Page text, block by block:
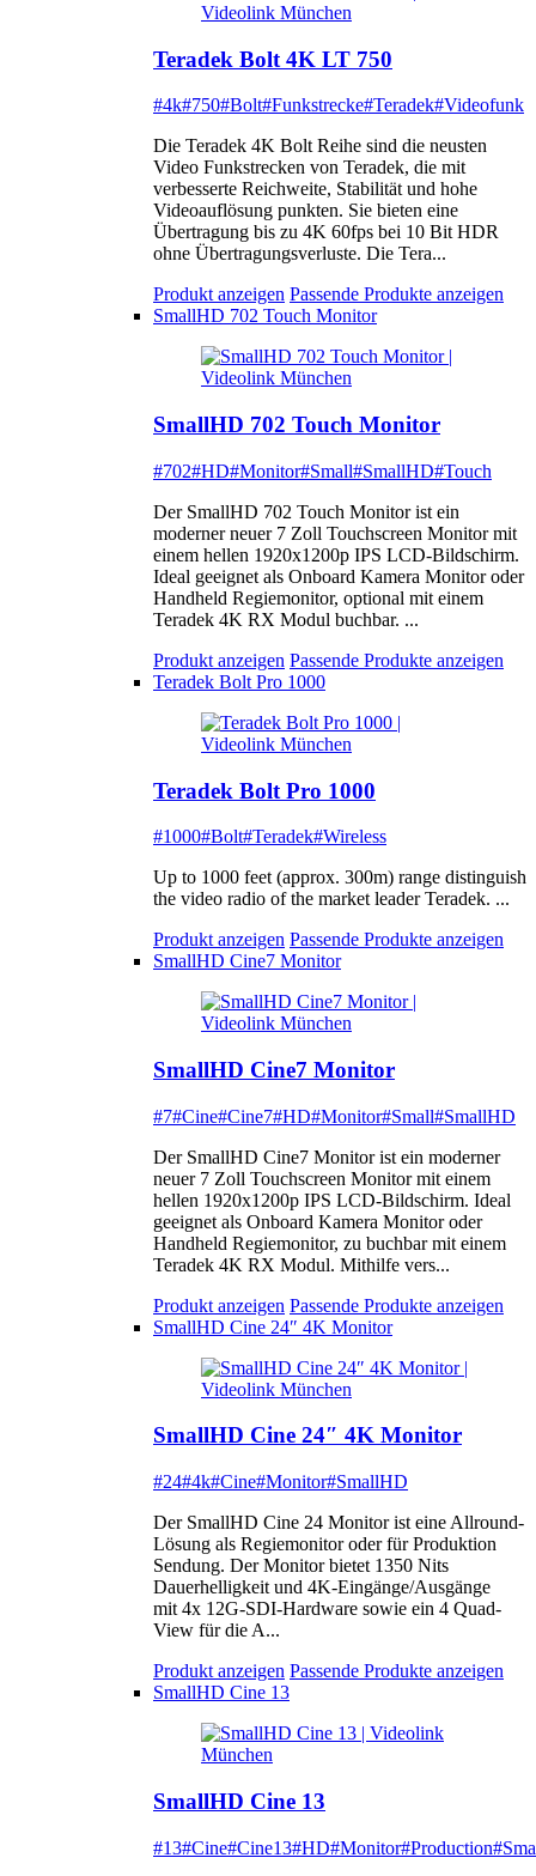
Teradek Bolt 4K LT 750
#4k#750#Bolt#Funkstrecke#Teradek#Videofunk
Die Teradek 4K Bolt Reihe sind die neusten
Video Funkstrecken von Teradek, die mit
verbesserte Reichweite, Stabilität und hohe
Videoauflösung punkten. Sie bieten eine
Übertragung bis zu 4K 60fps bei 10 Bit HDR
ohne Übertragungsverluste. Die Tera...
Produkt anzeigen Passende Produkte anzeigen
SmallHD 702 Touch Monitor
SmallHD 702 Touch Monitor
#702#HD#Monitor#Small#SmallHD#Touch
Der SmallHD 702 Touch Monitor ist ein
moderner neuer 7 Zoll Touchscreen Monitor mit
einem hellen 1920x1200p IPS LCD-Bildschirm.
Ideal geeignet als Onboard Kamera Monitor oder
Handheld Regiemonitor, optional mit einem
Teradek 4K RX Modul buchbar. ...
Produkt anzeigen Passende Produkte anzeigen
Teradek Bolt Pro 1000
Teradek Bolt Pro 1000
#1000#Bolt#Teradek#Wireless
Up to 1000 feet (approx. 300m) range distinguish
the video radio of the market leader Teradek. ...
Produkt anzeigen Passende Produkte anzeigen
SmallHD Cine7 Monitor
SmallHD Cine7 Monitor
#7#Cine#Cine7#HD#Monitor#Small#SmallHD
Der SmallHD Cine7 Monitor ist ein moderner
neuer 7 Zoll Touchscreen Monitor mit einem
hellen 1920x1200p IPS LCD-Bildschirm. Ideal
geeignet als Onboard Kamera Monitor oder
Handheld Regiemonitor, zu buchbar mit einem
Teradek 4K RX Modul. Mithilfe vers...
Produkt anzeigen Passende Produkte anzeigen
SmallHD Cine 24″ 4K Monitor
SmallHD Cine 24″ 4K Monitor
#24#4k#Cine#Monitor#SmallHD
Der SmallHD Cine 24 Monitor ist eine Allround-
Lösung als Regiemonitor oder für Produktion
Sendung. Der Monitor bietet 1350 Nits
Dauerhelligkeit und 4K-Eingänge/Ausgänge
mit 4x 12G-SDI-Hardware sowie ein 4 Quad-
View für die A...
Produkt anzeigen Passende Produkte anzeigen
SmallHD Cine 13
SmallHD Cine 13
#13#Cine#Cine13#HD#Monitor#Production